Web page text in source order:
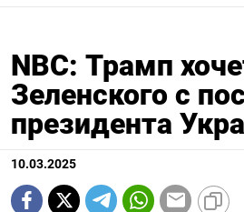
NBC: Трамп
Зеленского с
президента
10.03.2025